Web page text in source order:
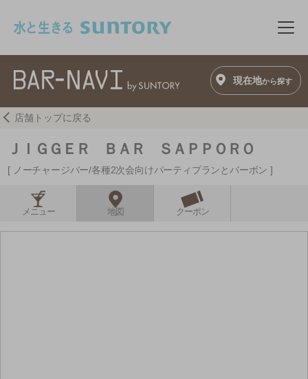
メ
現在地から探す
店舗トップに戻る
ＪＩＧＧＥＲ ＢＡＲ ＳＡＰＰＯＲＯ
ノーチャージバー/各種2次会向けパーティプランとバーボン
メニュー 地図 クーポン